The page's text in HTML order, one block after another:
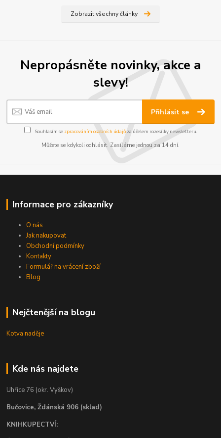
Zobrazit všechny články
Nepropásněte novinky, akce a
slevy!
Přihlásit se
Souhlasím se zpracováním osobních údajůza účelem rozesílky newsletteru.
Můžete se kdykoli odhlásit. Zasíláme jednou za 14 dní.
Informace pro zákazníky
O nás
Jak nakupovat
Obchodní podmínky
Kontakty
Formulář na vrácení zboží
Blog
Nejčtenější na blogu
Kotva naděje
Kde nás najdete
Uhřice 76 (okr. Vyškov)
Bučovice, Ždánská 906 (sklad)
KNIHKUPECTVÍ: